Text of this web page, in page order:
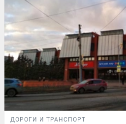
ДОРОГИ И ТРАНСПОРТ